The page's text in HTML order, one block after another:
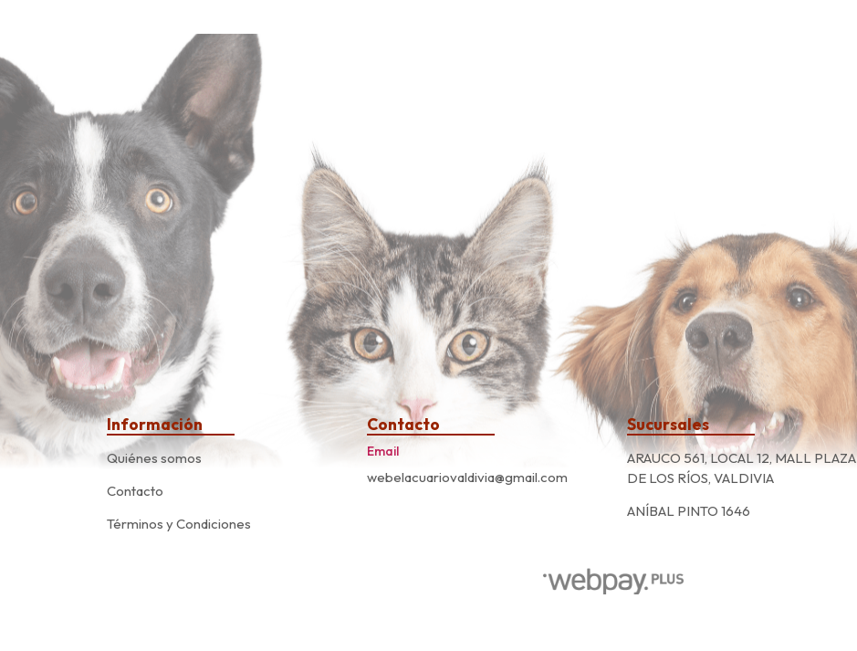
Información
Quiénes somos
Contacto
Términos y Condiciones
Contacto
Email
webelacuariovaldivia@gmail.com
Sucursales
ARAUCO 561, LOCAL 12, MALL PLAZA
DE LOS RÍOS, VALDIVIA
ANÍBAL PINTO 1646